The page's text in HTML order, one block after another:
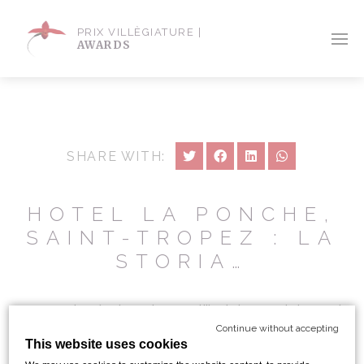
Continue without accepting
This website uses cookies
PRIX VILLÈGIATURE |
AWARDS
SHARE WITH:
HOTEL LA PONCHE,
SAINT-TROPEZ : LA
STORIA…
La Ponche é pigra, ha quell’indolenza dei paesi
dove é sempre estate e ha poca voglia di